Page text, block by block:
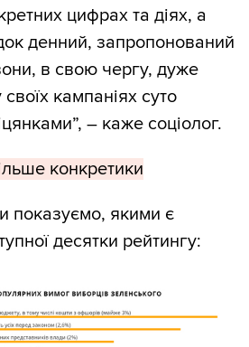
цифрах та діях, а
денний, запропонований
в свою чергу, дуже
кампаніях суто
– каже соціолог.
конкретики
показуємо, якими є
десятки рейтингу: